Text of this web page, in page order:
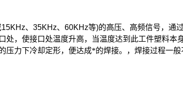
15KHz、 35KHz、 60KHz等)的高压、高频信号，通
，使接口处温度升高，当温度达到此工件塑料
压力下冷却定形，便达成*的焊接。
，焊接过程一